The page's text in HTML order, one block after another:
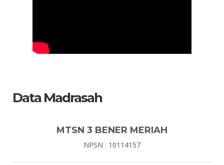
Data Madrasah
MTSN 3 BENER MERIAH
NPSN : 10114157